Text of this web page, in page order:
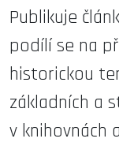
Publikuje
podílí se na
historickou
základních a
v knihovnách